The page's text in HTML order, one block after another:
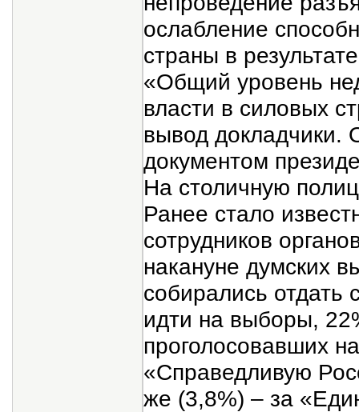
ослабление
страны в
«Общий уровень
власти в силовых
вывод докладчики.
документом
На столичную
Ранее стало
сотрудников
накануне думских
собирались отдать
идти на выборы,
проголосовавших
«Справедливую
же (3,8%) – за